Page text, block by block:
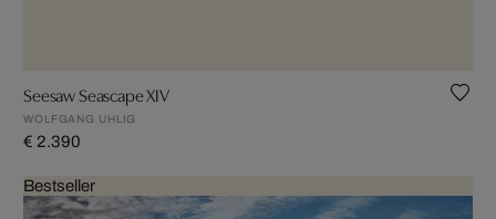
Seesaw Seascape XIV
WOLFGANG UHLIG
€ 2.390
Bestseller